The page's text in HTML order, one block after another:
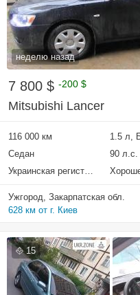
неделю назад
7 800 $ -200 $
Mitsubishi Lancer
116 000 км 1.5 л,
Седан
90 л.с.
Украинская регистрация
Ужгород, Закарпатская обл.
628 км от г. Киев
15